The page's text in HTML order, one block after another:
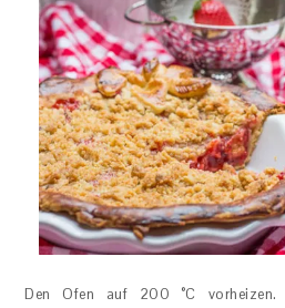
Den Ofen auf 200 °C vorheizen.